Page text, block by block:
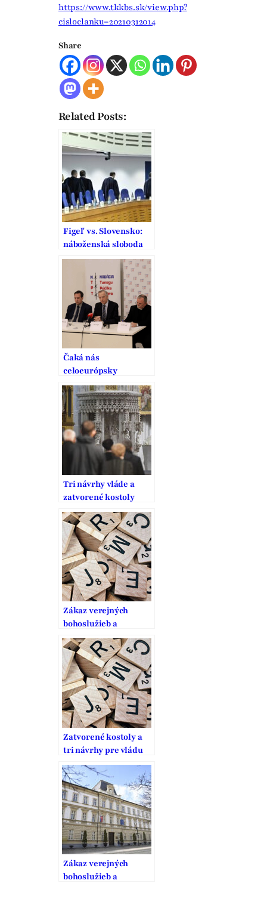
https://www.tkkbs.sk/view.php?
cisloclanku=20210312014
Share
Related Posts:
Figeľ vs. Slovensko:
náboženská sloboda
ustupuje covidovým
opatreniam
Čaká nás
celoeurópsky
precedens v rámci
ochrany náboženskej
slobody?
Tri návrhy vláde a
zatvorené kostoly
Zákaz verejných
bohoslužieb a
stanovisko Ústavného
súdu
Zatvorené kostoly a
tri návrhy pre vládu
Zákaz verejných
bohoslužieb a